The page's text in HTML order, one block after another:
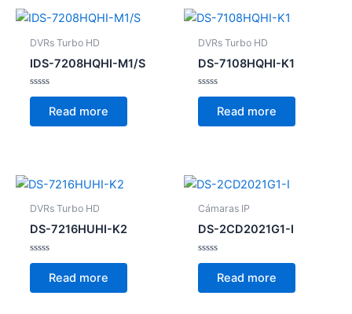
DVRs Turbo HD
IDS-7208HQHI-M1/S
Rated
of
Read more
DVRs Turbo HD
DS-7108HQHI-K1
Rated
of
Read more
DVRs Turbo HD
DS-7216HUHI-K2
Rated
of
Read more
Cámaras IP
DS-2CD2021G1-I
Rated
of
Read more